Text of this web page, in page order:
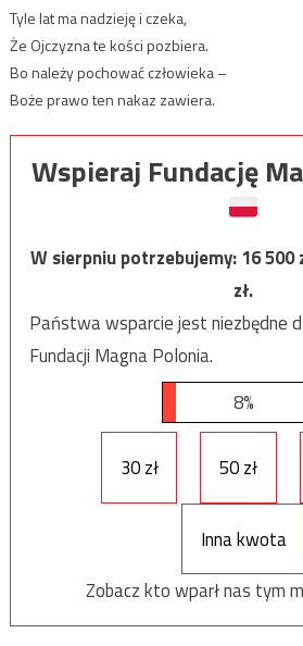
Tyle lat ma nadzieję i czeka,
Że Ojczyzna te kości pozbiera.
Bo należy pochować człowieka –
Boże prawo ten nakaz zawiera.
Wspieraj Fundację
W sierpniu potrzebujemy:16 500
zł.
Państwa wsparcie jest niezbędne
Fundacji Magna Polonia.
8%
30 zł 50 zł
Inna kwota
Zobacz kto wparł nas tym